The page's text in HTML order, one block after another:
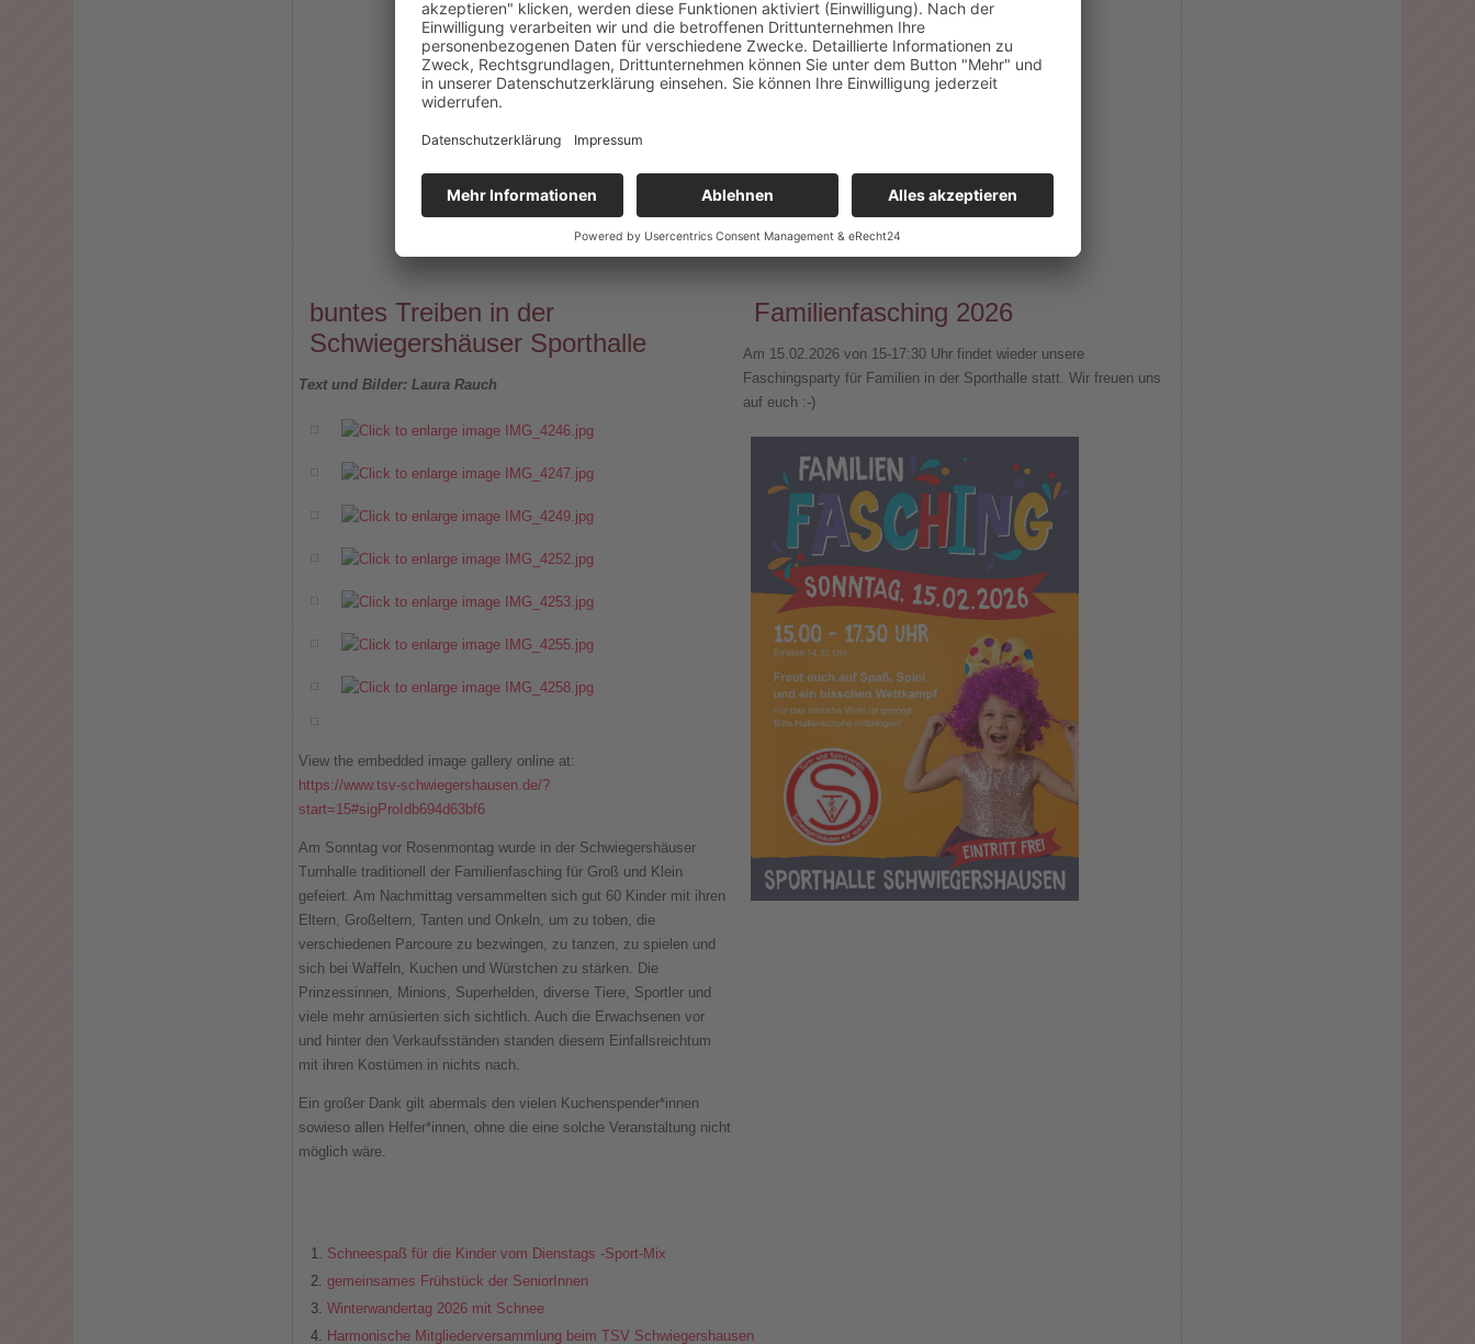
buntes Treiben in der
Schwiegershäuser Sporthalle
Text und Bilder: Laura Rauch
View the embedded image gallery online at:
https://www.tsv-schwiegershausen.de/?
start=15#sigProIdb694d63bf6
Am Sonntag vor Rosenmontag wurde in der Schwiegershäuser
Turnhalle traditionell der Familienfasching für Groß und Klein
gefeiert. Am Nachmittag versammelten sich gut 60 Kinder mit ihren
Eltern, Großeltern, Tanten und Onkeln, um zu toben, die
verschiedenen Parcoure zu bezwingen, zu tanzen, zu spielen und
sich bei Waffeln, Kuchen und Würstchen zu stärken. Die
Prinzessinnen, Minions, Superhelden, diverse Tiere, Sportler und
viele mehr amüsierten sich sichtlich. Auch die Erwachsenen vor
und hinter den Verkaufsständen standen diesem Einfallsreichtum
mit ihren Kostümen in nichts nach.
Ein großer Dank gilt abermals den vielen Kuchenspender*innen
sowieso allen Helfer*innen, ohne die eine solche Veranstaltung nicht
möglich wäre.
Familienfasching 2026
Am 15.02.2026 von 15-17:30 Uhr findet wieder unsere
Faschingsparty für Familien in der Sporthalle statt. Wir freuen uns
auf euch :-)
Schneespaß für die Kinder vom Dienstags -Sport-Mix
gemeinsames Frühstück der SeniorInnen
Winterwandertag 2026 mit Schnee
Harmonische Mitgliederversammlung beim TSV Schwiegershausen